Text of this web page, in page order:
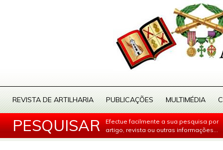
REVISTA DE ARTILHARIA PUBLICAÇÕES MULTIMÉDIA
PESQUISAR
Efectue facilmente a sua pesquisa por
artigo, revista ou outras informações...